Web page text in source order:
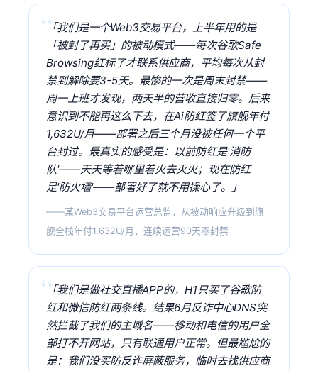
「我们是一个Web3交易平台，上半年用的是
「被封了再买」的被动模式——每次谷歌Safe
Browsing红标了才联系供应商，平均每次从封
禁到解除要3-5天。最惨的一次是周末封禁——
周一上班才发现，两天半的营收直接归零。后来
意识到不能再这么下去，在Ai防红签了旗舰年付
1,632U/月——部署之后三个月没被任何一个平
台封过。最真实的感受是：以前防红是'消防
队'——天天等着哪里着火去灭火；现在防红
是'防火墙'——部署好了就不用操心了。」
——某Web3交易平台运营总监，从被动响应升级到旗
舰全栈年付1,632U/月，连续运营90天零封禁
「我们是做社交直播APP的，H1只买了谷歌防
红和微信防红两条线。结果6月反诈中心DNS突
然拦截了我们的主域名——移动和电信的用户全
部打不开网站，只有联通用户正常。但最尴尬的
是：我们没买防反诈屏蔽服务，临时去找供应商